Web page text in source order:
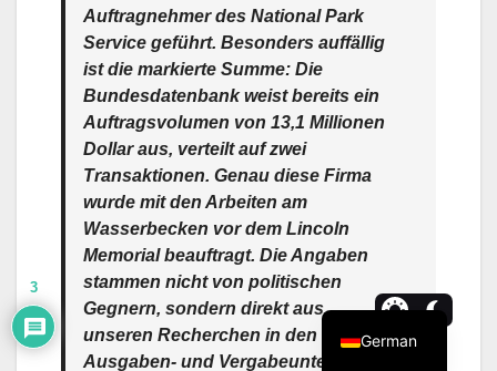
Auftragnehmer des National Park
Service geführt. Besonders auffällig
ist die markierte Summe: Die
Bundesdatenbank weist bereits ein
Auftragsvolumen von 13,1 Millionen
Dollar aus, verteilt auf zwei
Transaktionen. Genau diese Firma
wurde mit den Arbeiten am
Wasserbecken vor dem Lincoln
Memorial beauftragt. Die Angaben
stammen nicht von politischen
Gegnern, sondern direkt aus
unseren Recherchen in den
Ausgaben- und Vergabeunterlagen
3
German